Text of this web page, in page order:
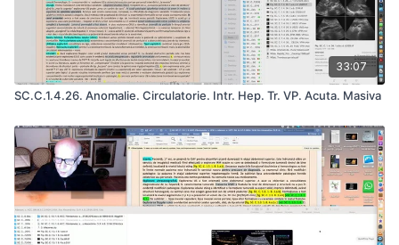
33:07
SC.C.1.4.26. Anomalie. Circulatorie. Intr. Hep. Tr. VP. Acuta. Masiva